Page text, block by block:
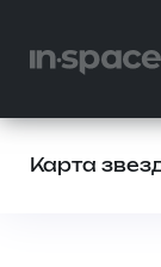
Карта